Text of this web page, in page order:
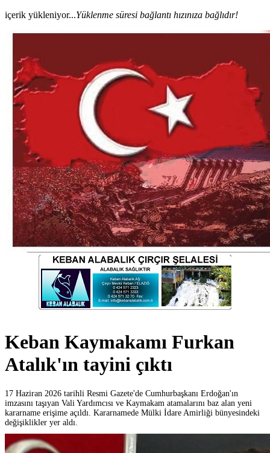
içerik yükleniyor...Yüklenme süresi bağlantı hızınıza bağlıdır!
Keban Kaymakamı Furkan
Atalık'ın tayini çıktı
17 Haziran 2026 tarihli Resmi Gazete'de Cumhurbaşkanı Erdoğan'ın
imzasını taşıyan Vali Yardımcısı ve Kaymakam atamalarını baz alan yeni
kararname erişime açıldı. Kararnamede Mülki İdare Amirliği bünyesindeki
değişiklikler yer aldı.